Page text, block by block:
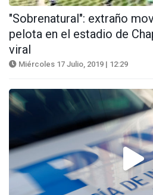
"Sobrenatural": extraño
pelota en el estadio de
viral
Miércoles 17 Julio, 2019 | 12:29